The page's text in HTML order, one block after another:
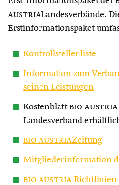
austriaLandesverbände.
Erstinformationspaket
Kontrollstellenliste
Information zum
seinen Leistungen
Kostenblatt bio austria
Landesverband
bio austriaZeitung
Mitgliederinformation
bio austria Richtlinien